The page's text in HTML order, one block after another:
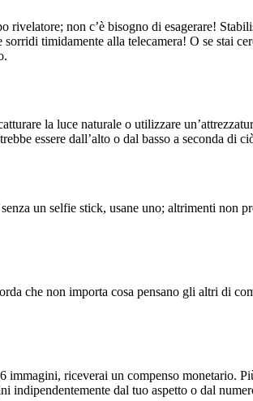
non c’è bisogno di esagerare!
timidamente alla telecamera! O se stai
la luce naturale o utilizzare
essere dall’alto o dal basso a seconda di
un selfie stick, usane uno; altrimenti non
che non importa cosa pensano gli altri di
immagini, riceverai un compenso monetario.
indipendentemente dal tuo aspetto o dal